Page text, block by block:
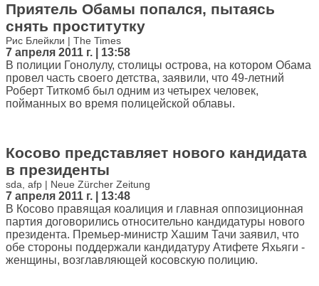
Приятель Обамы попался, пытаясь
снять проститутку
Рис Блейкли | The Times
7 апреля 2011 г. | 13:58
В полиции Гонолулу, столицы острова, на котором Обама
провел часть своего детства, заявили, что 49-летний
Роберт Титкомб был одним из четырех человек,
пойманных во время полицейской облавы.
Косово представляет нового кандидата
в президенты
sda, afp | Neue Zürcher Zeitung
7 апреля 2011 г. | 13:48
В Косово правящая коалиция и главная оппозиционная
партия договорились относительно кандидатуры нового
президента. Премьер-министр Хашим Тачи заявил, что
обе стороны поддержали кандидатуру Атифете Яхьяги -
женщины, возглавляющей косовскую полицию.